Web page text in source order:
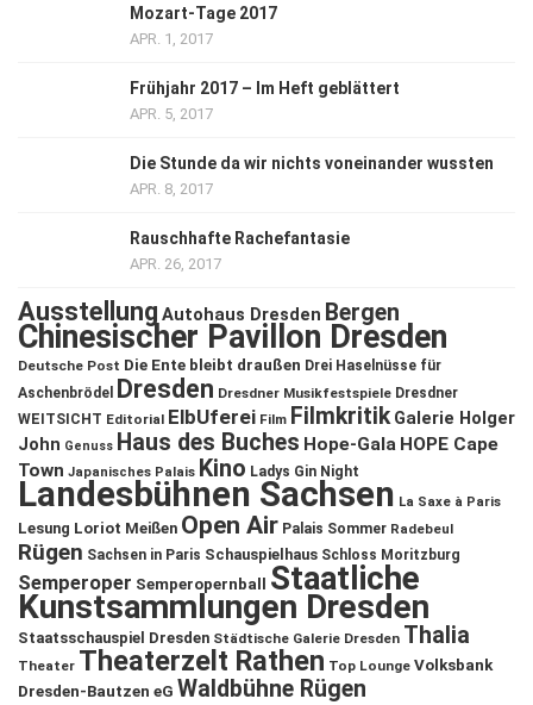
Mozart-Tage 2017
APR. 1, 2017
Frühjahr 2017 – Im Heft geblättert
APR. 5, 2017
Die Stunde da wir nichts voneinander wussten
APR. 8, 2017
Rauschhafte Rachefantasie
APR. 26, 2017
Ausstellung Autohaus Dresden Bergen
Chinesischer Pavillon Dresden
Deutsche Post Die Ente bleibt draußen Drei Haselnüsse für
Aschenbrödel
Dresden Dresdner Musikfestspiele Dresdner
WEITSICHT Editorial ElbUferei Film Filmkritik Galerie Holger
John Genuss Haus des Buches Hope-Gala HOPE Cape
Town Japanisches Palais Kino Ladys Gin Night
Landesbühnen Sachsen La Saxe à Paris
Lesung Loriot Meißen Open Air Palais Sommer Radebeul
Rügen Sachsen in Paris Schauspielhaus Schloss Moritzburg
Semperoper Semperopernball Staatliche
Kunstsammlungen Dresden
Staatsschauspiel Dresden Städtische Galerie Dresden Thalia
Theater Theaterzelt Rathen Top Lounge Volksbank
Dresden-Bautzen eG Waldbühne Rügen